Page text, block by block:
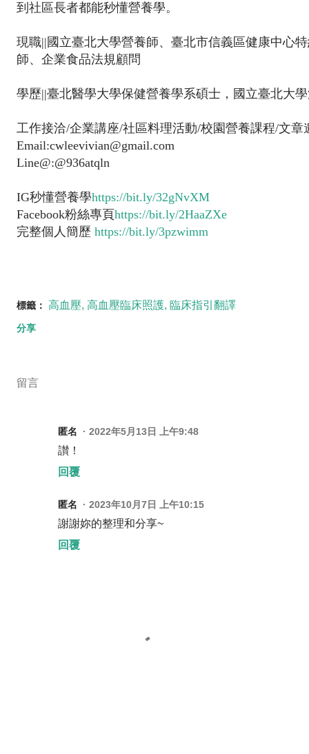
到社區長者都能秒懂營養學。
現職||國立臺北大學營養師、臺北市信義區健康中心
師、企業食品法規顧問
學歷||臺北醫學大學保健營養學系碩士，國立臺北大
工作接洽/企業講座/社區料理活動/校園營養課程/文章
Email:cwleevivian@gmail.com
Line@:@936atqln
IG秒懂營養學https://bit.ly/32gNvXM
Facebook粉絲專頁https://bit.ly/2HaaZXe
完整個人簡歷 https://bit.ly/3pzwimm
標籤： 高血壓 高血壓臨床照護 臨床指引翻譯
分享
留言
匿名 2022年5月13日 上午9:48
讃！
回覆
匿名 2023年10月7日 上午10:15
謝謝妳的整理和分享~
回覆